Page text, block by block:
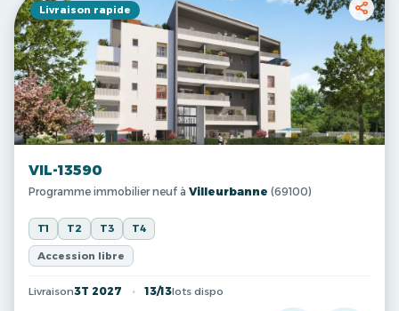
Livraison rapide
VIL-13590
Programme immobilier neuf à Villeurbanne (69100)
T1 T2 T3 T4
Accession libre
Livraison3T 2027 13/13lots dispo